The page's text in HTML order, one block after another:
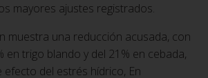
mayores ajustes registrados.
muestra una reducción acusada, con
en trigo blando y del 21% en cebada,
del estrés hídrico, En